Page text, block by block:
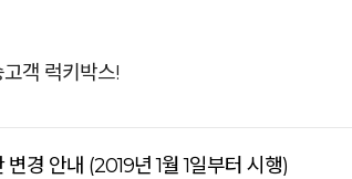
객 럭키박스!
경 안내 (2019년 1월 1일부터 시행)